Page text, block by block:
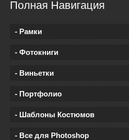
Полная Навигация
- Рамки
- Фотокниги
- Виньетки
- Портфолио
- Шаблоны Костюмов
- Все для Photoshop